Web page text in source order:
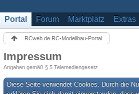
Portal Forum Marktplatz Extras
RCweb.de RC-Modellbau-Portal
Impressum
Angaben gemäß § 5 Telemediengesetz
Diese Seite verwendet Cookies. Durch die